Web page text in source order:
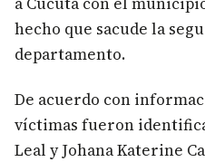
hecho que sacude la
departamento.
De acuerdo con
víctimas fueron
Leal y Johana Katerine